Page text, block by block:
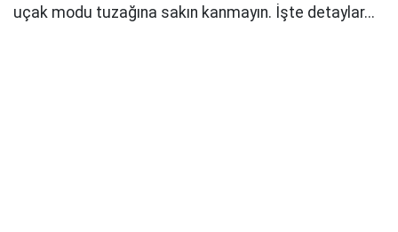
uçak modu tuzağına sakın kanmayın. İşte detaylar...